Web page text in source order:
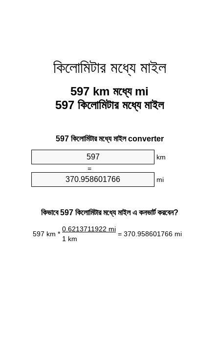
কিলোমিটার মধ্যে মাইল
597 km মধ্যে mi
597 কিলোমিটার মধ্যে মাইল
597 কিলোমিটার মধ্যে মাইল converter
km
=
mi
কিভাবে 597 কিলোমিটার মধ্যে মাইল এ কনভার্ট করবেন?
597 km *
0.6213711922 mi
= 370.958601766 mi
1 km